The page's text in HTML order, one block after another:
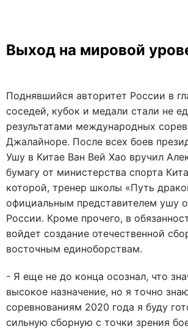
Выход на мировой
Поднявшийся авторитет России в
соседей, кубок и медали стали не
результатами международных
Джалайноре. После всех боев
Ушу в Китае Ван Вей Хао вручил
бумагу от министерства спорта
которой, тренер школы «Путь
официальным представителем ушу
России. Кроме прочего, в
войдет создание отечественной
восточным единоборствам.
- Я еще не до конца осознал, что
высокое назначение, но я точно
соревнованиям 2020 года я буду
сильную сборную с точки зрения